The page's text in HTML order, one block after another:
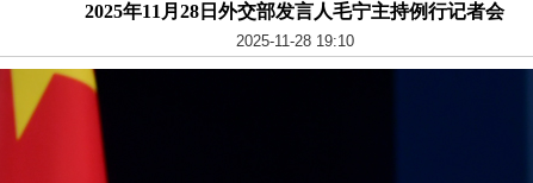
2025年11月28日外交部发言人毛宁主持例行记者会
2025-11-28 19:10